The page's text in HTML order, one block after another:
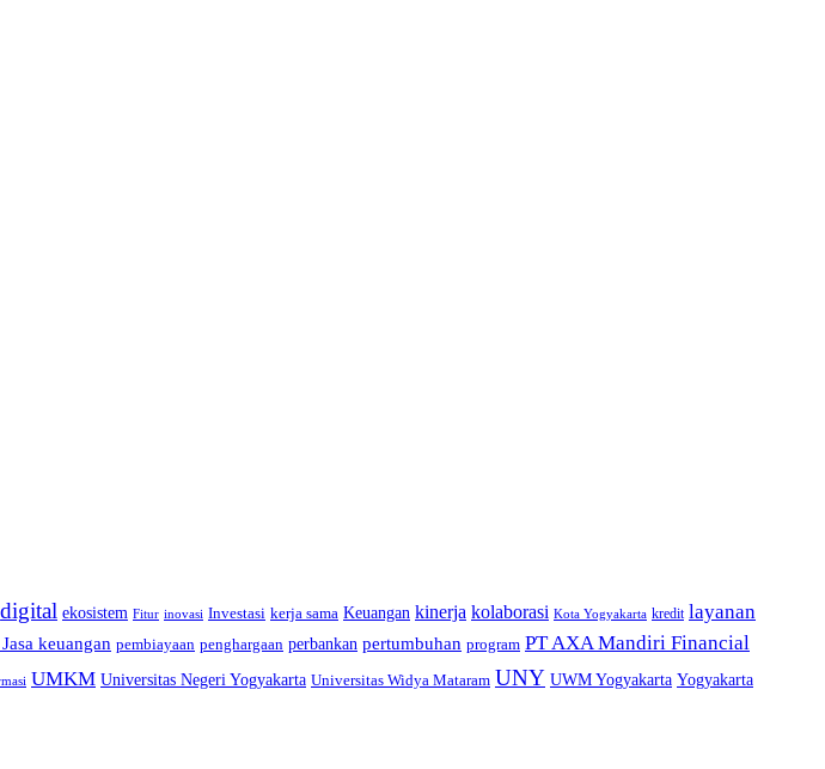
digital ekosistem Fitur inovasi Investasi kerja sama Keuangan kinerja kolaborasi Kota Yogyakarta kredit layanan
keuangan pembiayaan penghargaan perbankan pertumbuhan program PT AXA Mandiri Financial
UMKM Universitas Negeri Yogyakarta Universitas Widya Mataram UNY UWM Yogyakarta Yogyakarta